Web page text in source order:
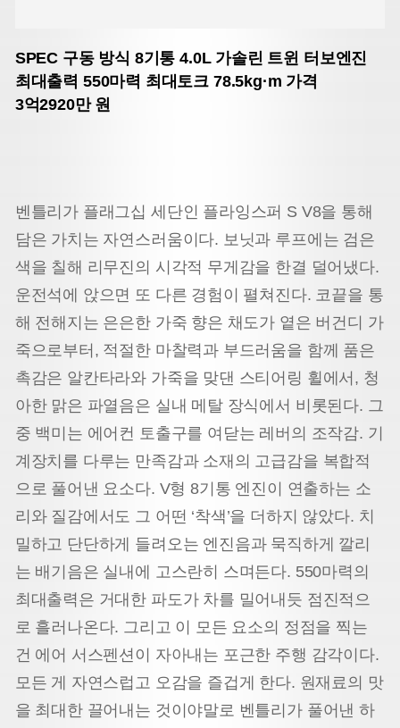
SPEC 구동 방식 8기통 4.0L 가솔린 트윈 터보엔진
최대출력 550마력 최대토크 78.5kg·m 가격
3억2920만 원
벤틀리가 플래그십 세단인 플라잉스퍼 S V8을 통해
담은 가치는 자연스러움이다. 보닛과 루프에는 검은
색을 칠해 리무진의 시각적 무게감을 한결 덜어냈다.
운전석에 앉으면 또 다른 경험이 펼쳐진다. 코끝을 통
해 전해지는 은은한 가죽 향은 채도가 옅은 버건디 가
죽으로부터, 적절한 마찰력과 부드러움을 함께 품은
촉감은 알칸타라와 가죽을 맞댄 스티어링 휠에서, 청
아한 맑은 파열음은 실내 메탈 장식에서 비롯된다. 그
중 백미는 에어컨 토출구를 여닫는 레버의 조작감. 기
계장치를 다루는 만족감과 소재의 고급감을 복합적
으로 풀어낸 요소다. V형 8기통 엔진이 연출하는 소
리와 질감에서도 그 어떤 ‘착색’을 더하지 않았다. 치
밀하고 단단하게 들려오는 엔진음과 묵직하게 깔리
는 배기음은 실내에 고스란히 스며든다. 550마력의
최대출력은 거대한 파도가 차를 밀어내듯 점진적으
로 흘러나온다. 그리고 이 모든 요소의 정점을 찍는
건 에어 서스펜션이 자아내는 포근한 주행 감각이다.
모든 게 자연스럽고 오감을 즐겁게 한다. 원재료의 맛
을 최대한 끌어내는 것이야말로 벤틀리가 풀어낸 하